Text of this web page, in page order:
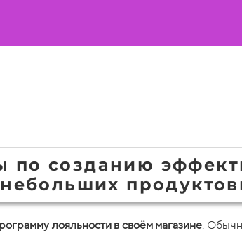
по созданию
лояльности в своём магазине.